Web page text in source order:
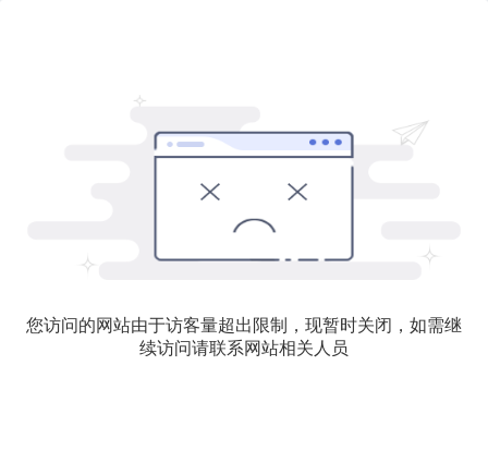
您访问的网站由于访客量超出限制，现暂时关闭，如需继
续访问请联系网站相关人员